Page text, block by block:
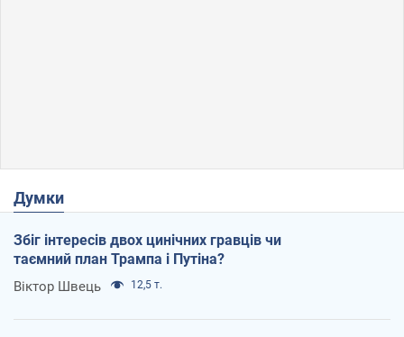
Думки
Збіг інтересів двох цинічних гравців чи
таємний план Трампа і Путіна?
Віктор Швець 12,5 т.